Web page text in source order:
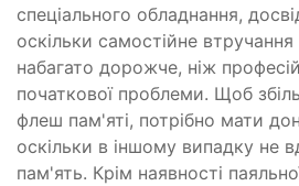
спеціального обладнання,
оскільки самостійне
набагато дорожче, ніж
початкової проблеми. Щоб
флеш пам'яті, потрібно мати
оскільки в іншому випадку не
пам'ять. Крім наявності